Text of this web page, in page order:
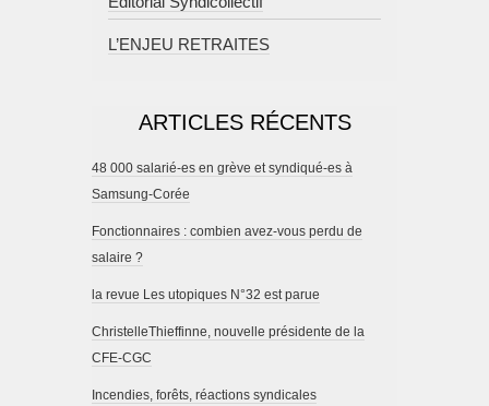
L’ENJEU RETRAITES
ARTICLES RÉCENTS
48 000 salarié-es en grève et syndiqué-es à
Samsung-Corée
Fonctionnaires : combien avez-vous perdu de
salaire ?
la revue Les utopiques N°32 est parue
ChristelleThieffinne, nouvelle présidente de la
CFE-CGC
Incendies, forêts, réactions syndicales